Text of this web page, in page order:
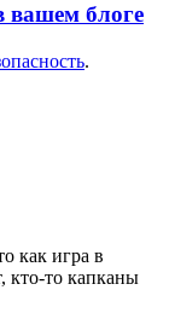
вашем блоге
.
как игра в
кто-то капканы